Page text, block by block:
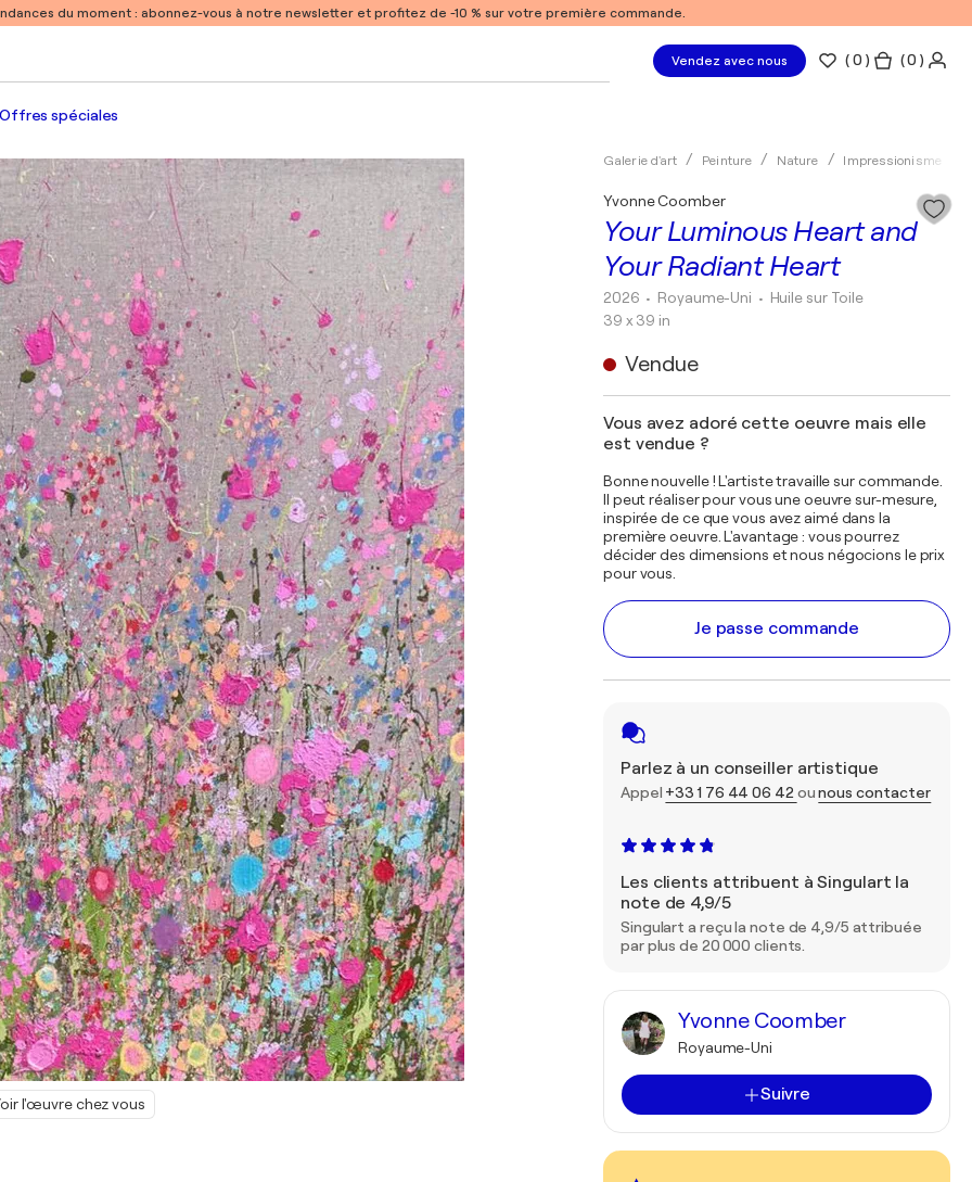
du moment : abonnez-vous à notre newsletter et profitez de -10 % sur votre première commande.
Vendez avec nous (0 ) ( 0 )
spéciales
l'œuvre chez vous
Galerie d'art Peinture Nature Impressionisme
Your Luminous Heart and
Your Radiant Heart
Yvonne Coomber
2026 • Royaume-Uni • Huile sur Toile
39 x 39 in
Vendue
Vous avez adoré cette oeuvre mais elle
est vendue ?
Bonne nouvelle ! L'artiste travaille sur commande.
Il peut réaliser pour vous une oeuvre sur-mesure,
inspirée de ce que vous avez aimé dans la
première oeuvre. L'avantage : vous pourrez
décider des dimensions et nous négocions le prix
pour vous.
Je passe commande
Parlez à un conseiller artistique
Appel +33 1 76 44 06 42 ounous contacter
Les clients attribuent à Singulart la
note de 4,9/5
Singulart a reçu la note de 4,9/5 attribuée
par plus de 20 000 clients.
Yvonne Coomber
Royaume-Uni
Suivre